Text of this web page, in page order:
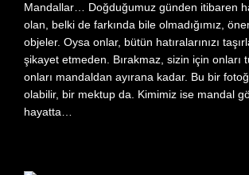
Mandallar… Doğduğumuz günden itibaren
olan, belki de farkında bile olmadığımız,
objeler. Oysa onlar, bütün hatıralarınızı
şikayet etmeden. Bırakmaz, sizin için onları
onları mandaldan ayırana kadar. Bu bir
olabilir, bir mektup da. Kimimiz ise mandal
hayatta…